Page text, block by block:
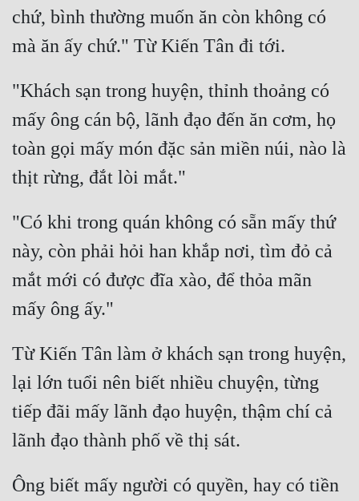
chứ, bình thường muốn ăn còn không có
"Khách sạn trong huyện, thỉnh thoảng có
mấy ông cán bộ, lãnh đạo đến ăn cơm, họ
toàn gọi mấy món đặc sản miền núi, nào là
"Có khi trong quán không có sẵn mấy thứ
này, còn phải hỏi han khắp nơi, tìm đỏ cả
mắt mới có được đĩa xào, để thỏa mãn
Từ Kiến Tân làm ở khách sạn trong huyện,
lại lớn tuổi nên biết nhiều chuyện, từng
tiếp đãi mấy lãnh đạo huyện, thậm chí cả
Ông biết mấy người có quyền, hay có tiền